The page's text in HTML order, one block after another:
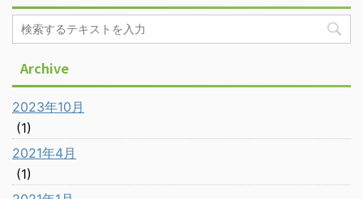
Archive
2023年10月
(1)
2021年4月
(1)